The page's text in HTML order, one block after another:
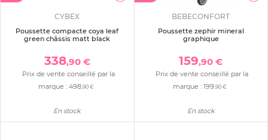
CYBEX
Poussette compacte coya leaf
green châssis matt black
338,90 €
Prix de vente conseillé par la
marque : 498,90 €
En stock
BEBECONFORT
Poussette zephir mineral
graphique
159,90 €
Prix de vente conseillé par la
marque : 199,90 €
En stock